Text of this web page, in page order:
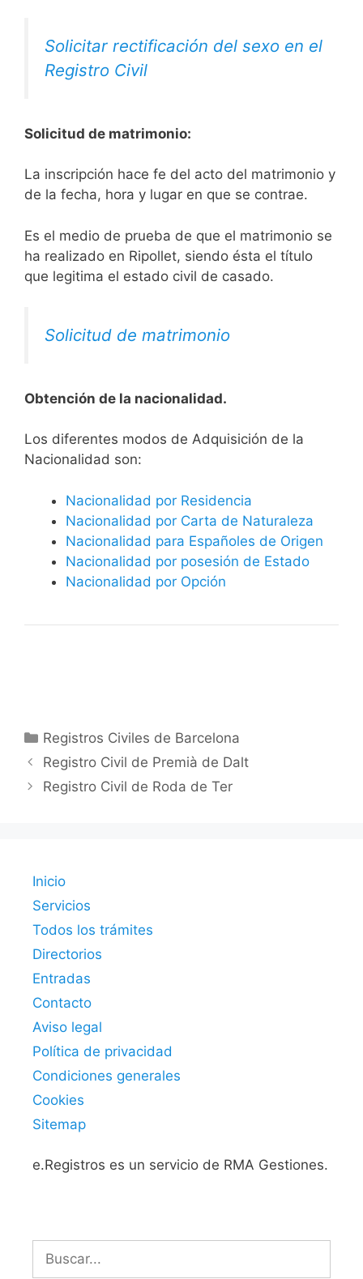
Solicitar rectificación del sexo en el
Registro Civil
Solicitud de matrimonio:
La inscripción hace fe del acto del matrimonio y
de la fecha, hora y lugar en que se contrae.
Es el medio de prueba de que el matrimonio se
ha realizado en Ripollet, siendo ésta el título
que legitima el estado civil de casado.
Solicitud de matrimonio
Obtención de la nacionalidad.
​​​Los diferentes modos de Adquisición de la
Nacionalidad son:
Nacionalidad por Residencia
Nacionalidad por Carta de Naturaleza
Nacionalidad para Españoles de Origen
Nacionalidad por posesión de Estado
Nacionalidad por Opción
Categorías
Registros Civiles de Barcelona
Registro Civil de Premià de Dalt
Registro Civil de Roda de Ter
Inicio
Servicios
Todos los trámites
Directorios
Entradas
Contacto
Aviso legal
Política de privacidad
Condiciones generales
Cookies
Sitemap
e.Registros es un servicio de RMA Gestiones.
Buscar: